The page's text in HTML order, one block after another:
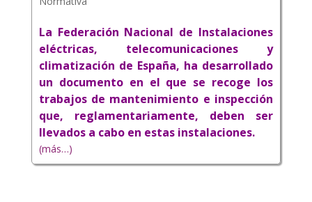
La Federación Nacional de Instalaciones
eléctricas, telecomunicaciones y
climatización de España, ha desarrollado
un documento en el que se recoge los
trabajos de mantenimiento e inspección
que, reglamentariamente, deben ser
llevados a cabo en estas instalaciones.
(más…)